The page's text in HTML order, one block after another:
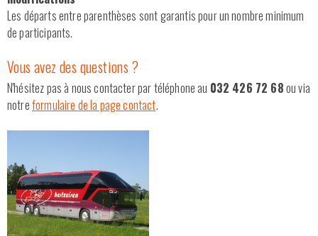
Les départs entre parenthèses sont garantis pour un nombre minimum
de participants.
Vous avez des questions ?
N'hésitez pas à nous contacter par téléphone au 032 426 72 68ou via
notreformulaire de la page contact.